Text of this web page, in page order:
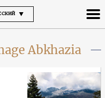
Abkhazia